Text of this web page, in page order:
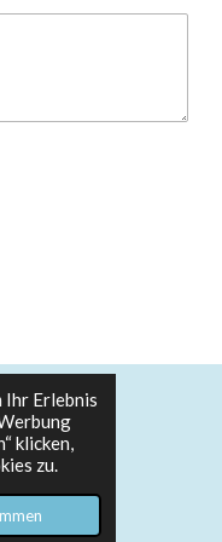
Ihr Erlebnis
klicken,
zu.